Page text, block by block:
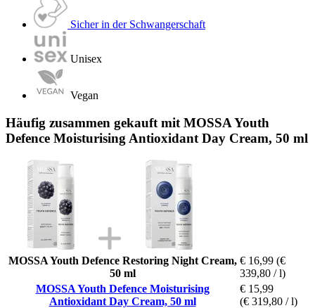
Sicher in der Schwangerschaft
Unisex
Vegan
Häufig zusammen gekauft mit MOSSA Youth
Defence Moisturising Antioxidant Day Cream, 50 ml
MOSSA Youth Defence Restoring Night Cream,
50 ml
€ 16,99 (€
339,80 / l)
MOSSA Youth Defence Moisturising
Antioxidant Day Cream, 50 ml
€ 15,99
(€ 319,80 / l)